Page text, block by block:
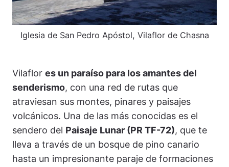
Iglesia de San Pedro Apóstol, Vilaflor de Chasna
Vilaflor es un paraíso para los amantes del
senderismo, con una red de rutas que
atraviesan sus montes, pinares y paisajes
volcánicos. Una de las más conocidas es el
sendero del Paisaje Lunar (PR TF-72), que te
lleva a través de un bosque de pino canario
hasta un impresionante paraje de formaciones